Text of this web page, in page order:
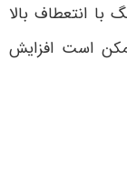
با انتعطاف بالا
است افزایش